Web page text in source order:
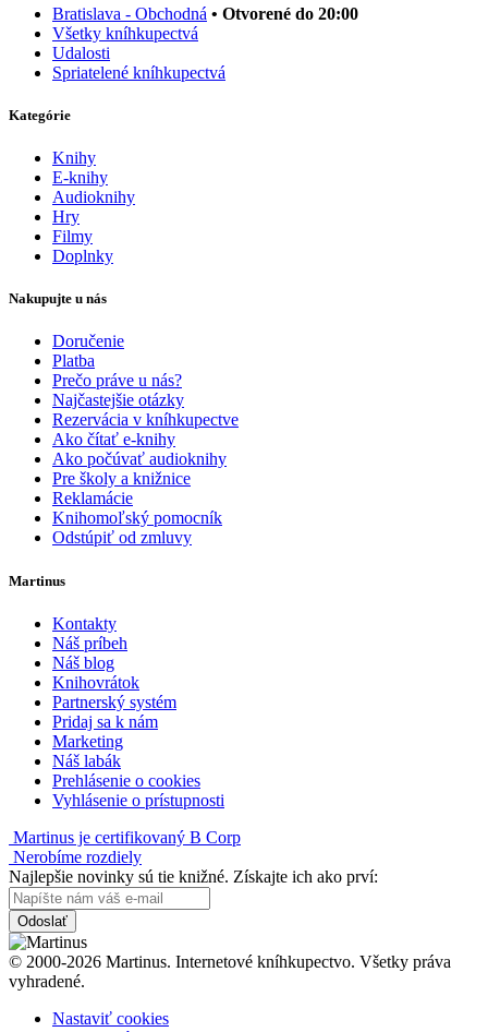
Bratislava - Obchodná • Otvorené do 20:00
Všetky kníhkupectvá
Udalosti
Spriatelené kníhkupectvá
Kategórie
Knihy
E-knihy
Audioknihy
Hry
Filmy
Doplnky
Nakupujte u nás
Doručenie
Platba
Prečo práve u nás?
Najčastejšie otázky
Rezervácia v kníhkupectve
Ako čítať e-knihy
Ako počúvať audioknihy
Pre školy a knižnice
Reklamácie
Knihomoľský pomocník
Odstúpiť od zmluvy
Martinus
Kontakty
Náš príbeh
Náš blog
Knihovrátok
Partnerský systém
Pridaj sa k nám
Marketing
Náš labák
Prehlásenie o cookies
Vyhlásenie o prístupnosti
Martinus je certifikovaný B Corp
Nerobíme rozdiely
Najlepšie novinky sú tie knižné. Získajte ich ako prví:
Odoslať
© 2000-2026 Martinus. Internetové kníhkupectvo. Všetky práva
vyhradené.
Nastaviť cookies